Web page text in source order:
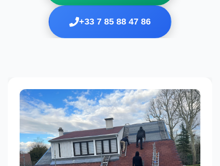
+33 7 85 88 47 86